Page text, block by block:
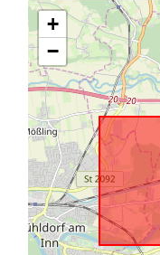
+
−